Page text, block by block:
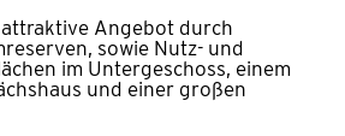
Angebot durch
sowie Nutz- und
im Untergeschoss, einem
und einer großen